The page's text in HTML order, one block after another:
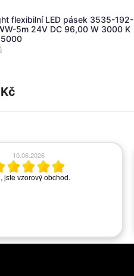
flexibilní LED pásek 3535-192-
5m 24V DC 96,00 W 3000 K
10.06.2026
jste vzorový obchod.